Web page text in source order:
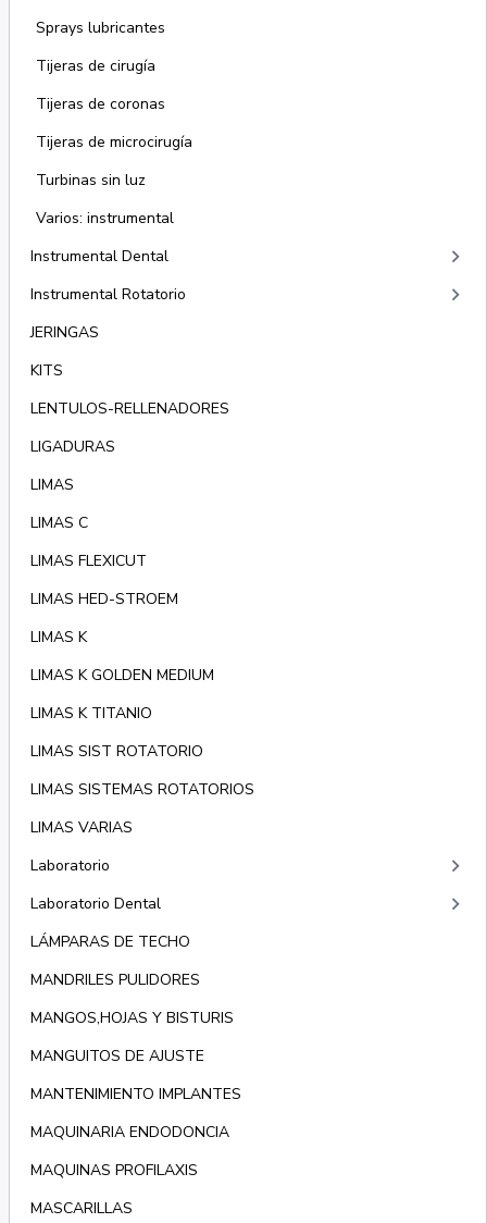
Sprays lubricantes
Tijeras de cirugía
Tijeras de coronas
Tijeras de microcirugía
Turbinas sin luz
Varios: instrumental
Instrumental Dental
keyboard_arrow_right
Instrumental Rotatorio keyboard_arrow_right
JERINGAS
KITS
LENTULOS-RELLENADORES
LIGADURAS
LIMAS
LIMAS C
LIMAS FLEXICUT
LIMAS HED-STROEM
LIMAS K
LIMAS K GOLDEN MEDIUM
LIMAS K TITANIO
LIMAS SIST ROTATORIO
LIMAS SISTEMAS ROTATORIOS
LIMAS VARIAS
Laboratorio
keyboard_arrow_right
Laboratorio Dental keyboard_arrow_right
LÁMPARAS DE TECHO
MANDRILES PULIDORES
MANGOS,HOJAS Y BISTURIS
MANGUITOS DE AJUSTE
MANTENIMIENTO IMPLANTES
MAQUINARIA ENDODONCIA
MAQUINAS PROFILAXIS
MASCARILLAS